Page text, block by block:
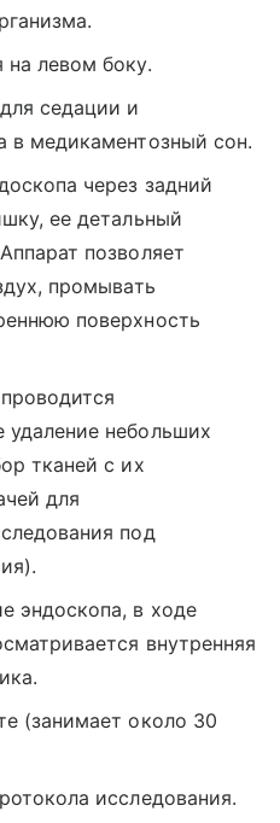
левом боку.
седации и
в медикаментозный сон.
через задний
ее детальный
позволяет
промывать
поверхность
удаление небольших
тканей с их
для
под
эндоскопа, в ходе
внутренняя
(занимает около 30
исследования.